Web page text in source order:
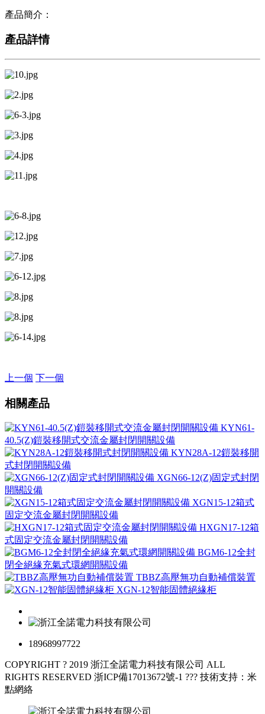
產品簡介：
產品詳情
上一個 下一個
相關產品
KYN61-
40.5(Z)鎧裝移開式交流金屬封閉開關設備
KYN28A-12鎧裝移開
式封閉開關設備
XGN66-12(Z)固定式封閉
開關設備
XGN15-12箱式
固定交流金屬封閉開關設備
HXGN17-12箱
式固定交流金屬封閉開關設備
BGM6-12全封
閉全絕緣充氣式環網開關設備
TBBZ高壓無功自動補償裝置
XGN-12智能固體絕緣柜
18968997722
COPYRIGHT ? 2019 浙江全諾電力科技有限公司 ALL
RIGHTS RESERVED 浙ICP備17013672號-1 ??? 技術支持：米
點網絡